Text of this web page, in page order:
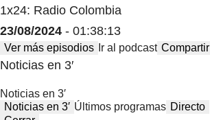
1x24: Radio Colombia
23/08/2024 - 01:38:13
Ver más episodios Ir al podcast Compartir
Noticias en 3′
Noticias en 3′
Noticias en 3′ Últimos programas Directo